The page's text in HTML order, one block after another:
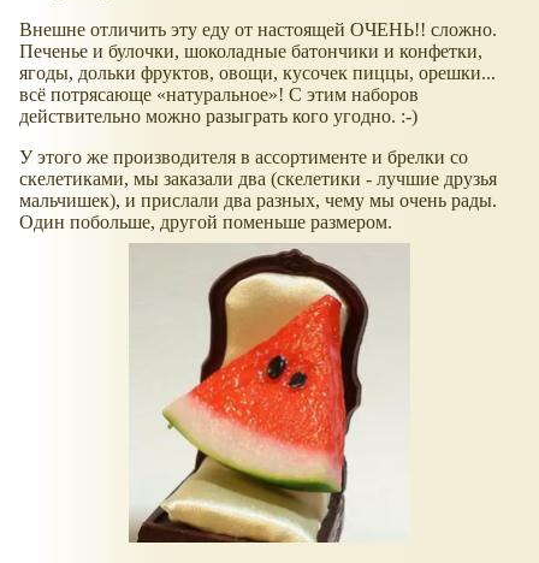
Внешне отличить эту еду от настоящей ОЧЕНЬ!! сложно.
Печенье и булочки, шоколадные батончики и конфетки,
ягоды, дольки фруктов, овощи, кусочек пиццы, орешки...
всё потрясающе
натуральное ! С этим наборов
действительно можно разыграть кого угодно. :-)
У этого же производителя в ассортименте и брелки со
скелетиками, мы заказали два (скелетики - лучшие друзья
мальчишек), и прислали два разных, чему мы очень рады.
Один побольше, другой поменьше размером.